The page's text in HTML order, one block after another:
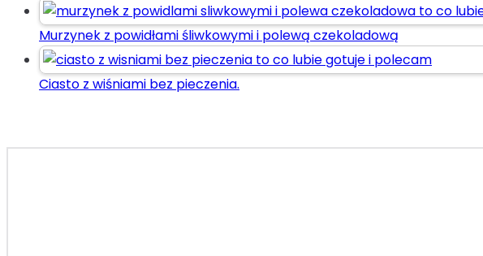
Murzynek z powidłami śliwkowymi i polewą czekoladową
Ciasto z wiśniami bez pieczenia.